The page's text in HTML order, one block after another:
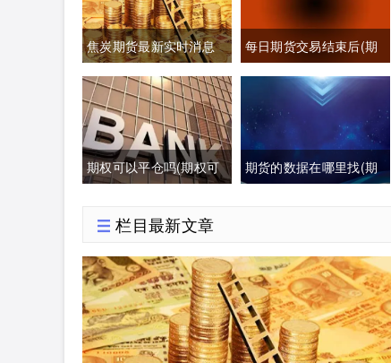
焦炭期货最新实时消息
(焦炭期货最新行情分析)
每日期货交易结束后(期
货每日交易时间)
期权可以平仓吗(期权可
期货的数据在哪里找(期
栏目最新文章